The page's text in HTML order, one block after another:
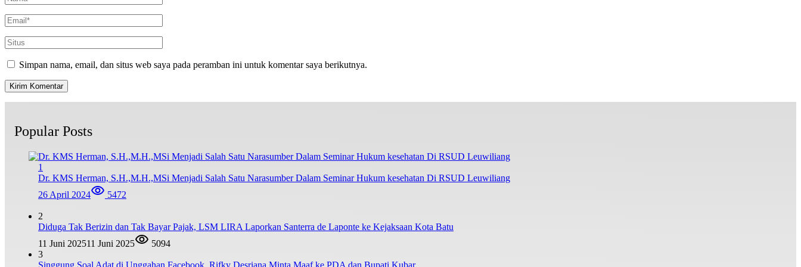
Simpan nama, email, dan situs web saya pada peramban ini untuk komentar saya berikutnya.
Popular Posts
1
Dr. KMS Herman, S.H.,M.H.,MSi Menjadi Salah Satu Narasumber Dalam Seminar Hukum kesehatan Di RSUD Leuwiliang
26 April 2024
5472
2
Diduga Tak Berizin dan Tak Bayar Pajak, LSM LIRA Laporkan Santerra de Laponte ke Kejaksaan Kota Batu
11 Juni 202511 Juni 2025
5094
3
Singgung Soal Adat di Unggahan Facebook, Rifky Desriana Minta Maaf ke PDA dan Bupati Kubar